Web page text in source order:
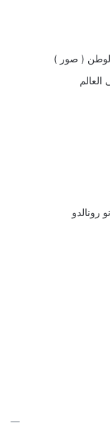
( صور )
رونالدو